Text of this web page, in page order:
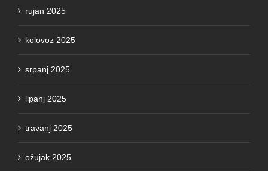
kolovoz 2025
lipanj 2025
travanj 2025
ožujak 2025
veljača 2025